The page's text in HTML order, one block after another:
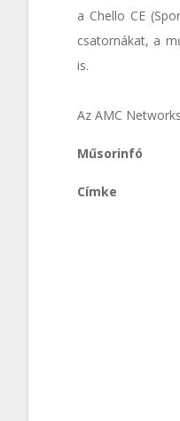
a Chello CE
csatornákat, a
is.
Az AMC
Műsorinfó
Címke